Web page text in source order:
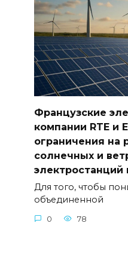
Французские
компании RTE и
ограничения на
солнечных и
Для того, чтобы
объединенной
0 78